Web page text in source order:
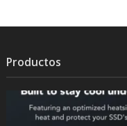
Productos